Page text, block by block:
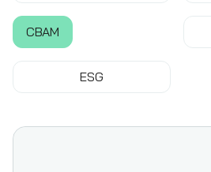
CBAM
ESG